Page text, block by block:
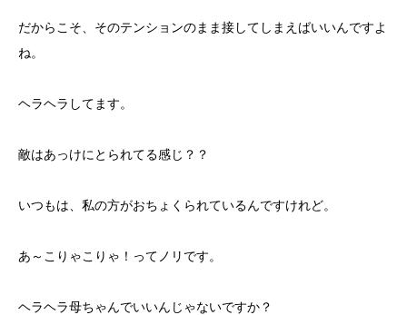
だからこそ、そのテンションのまま接してしまえばいいんですよ
ね。
ヘラヘラしてます。
敵はあっけにとられてる感じ？？
いつもは、私の方がおちょくられているんですけれど。
あ～こりゃこりゃ！ってノリです。
ヘラヘラ母ちゃんでいいんじゃないですか？